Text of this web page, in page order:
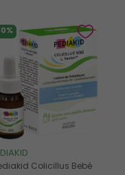
Colicillus Bebé